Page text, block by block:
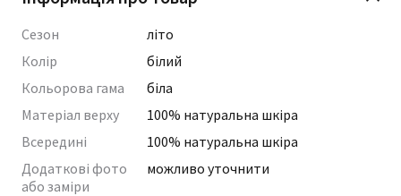
Сезон
літо
Колір
білий
Кольорова гама
біла
Матеріал верху
100% натуральна шкіра
Всередині
100% натуральна шкіра
Додаткові фото
або заміри
можливо уточнити